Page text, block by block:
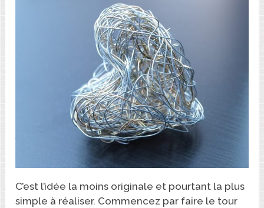
C’est l’idée la moins originale et pourtant la plus
simple à réaliser. Commencez par faire le tour